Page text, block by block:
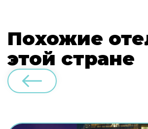
Похожие
этой стране